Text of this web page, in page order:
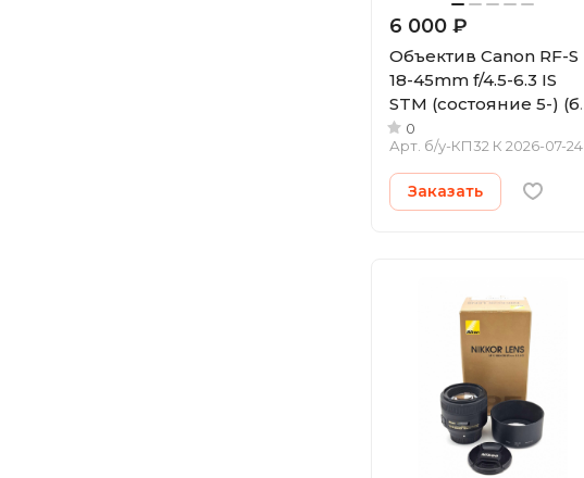
6 000 ₽
Объектив Canon RF-S
18-45mm f/4.5-6.3 IS
STM (состояние 5-) (б/
у) 0
Арт. б/у-КП32 К 2026-07-24
Заказать